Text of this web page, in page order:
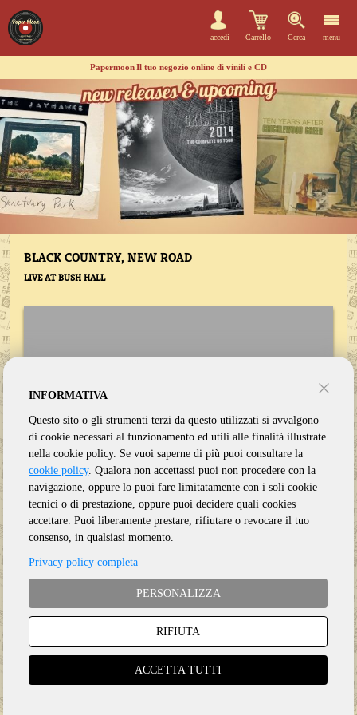
accedi Carrello Cerca menu
PapermoonIl tuo negozio online di vinili e CD
BLACK COUNTRY, NEW ROAD
LIVE AT BUSH HALL
Anno:2023
INFORMATIVA
Questo sito o gli strumenti terzi da questo utilizzati si avvalgono
di cookie necessari al funzionamento ed utili alle finalità illustrate
nella cookie policy. Se vuoi saperne di più puoi consultare la
cookie policy. Qualora non accettassi puoi non procedere con la
navigazione, oppure lo puoi fare limitatamente con i soli cookie
tecnici o di prestazione, oppure puoi decidere quali cookies
accettare. Puoi liberamente prestare, rifiutare o revocare il tuo
consenso, in qualsiasi momento.
Privacy policy completa
PERSONALIZZA
RIFIUTA
ACCETTA TUTTI